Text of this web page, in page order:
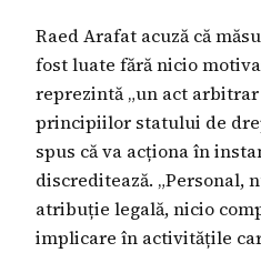
Raed Arafat acuză că
fost luate fără nicio
reprezintă „un act
principiilor statului de
spus că va acționa în
discreditează. „Personal,
atribuție legală, nicio
implicare în activitățile